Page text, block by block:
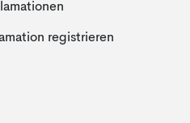
registrieren